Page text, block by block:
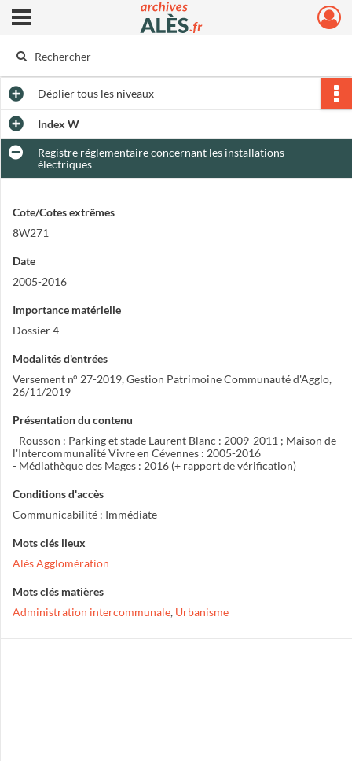
Archives municipales d'Alès
Ouvrir le menu déroulant
Dépliertous les niveaux
Index W
Registre réglementaire concernant les installations
électriques
Cote/Cotes extrêmes
8W271
Date
2005-2016
Importance matérielle
Dossier 4
Modalités d'entrées
Versement n° 27-2019, Gestion Patrimoine Communauté d'Agglo,
26/11/2019
Présentation du contenu
- Rousson : Parking et stade Laurent Blanc : 2009-2011 ; Maison de
l'Intercommunalité Vivre en Cévennes : 2005-2016
- Médiathèque des Mages : 2016 (+ rapport de vérification)
Conditions d'accès
Communicabilité : Immédiate
Mots clés lieux
Alès Agglomération
Mots clés matières
Administration intercommunale, Urbanisme